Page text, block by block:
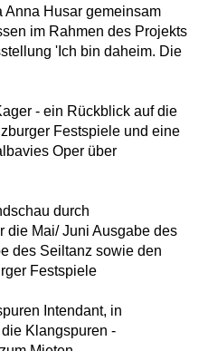
Husar gemeinsam
im Rahmen des Projekts
'Ich bin daheim. Die
- ein Rückblick auf die
Festspiele und eine
Oper über
durch
die Mai/ Juni Ausgabe des
des Seiltanz sowie den
Festspiele
Intendant, in
Klangspuren -